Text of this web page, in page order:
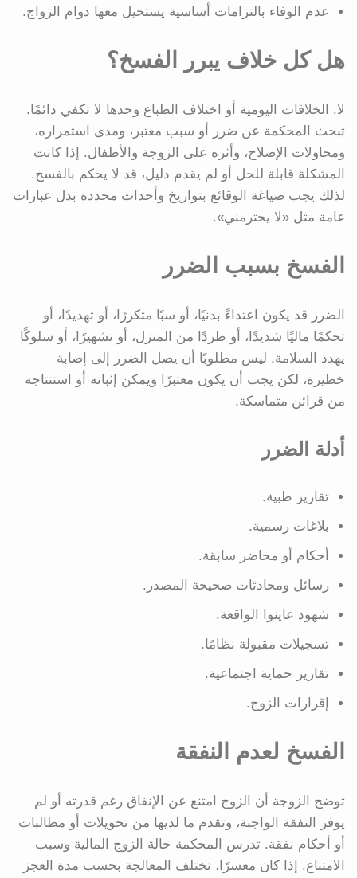
عدم الوفاء بالتزامات أساسية يستحيل معها دوام الزواج.
هل كل خلاف يبرر الفسخ؟
لا. الخلافات اليومية أو اختلاف الطباع وحدها لا تكفي دائمًا.
تبحث المحكمة عن ضرر أو سبب معتبر، ومدى استمراره،
ومحاولات الإصلاح، وأثره على الزوجة والأطفال. إذا كانت
المشكلة قابلة للحل أو لم يقدم دليل، قد لا يحكم بالفسخ.
لذلك يجب صياغة الوقائع بتواريخ وأحداث محددة بدل عبارات
عامة مثل «لا يحترمني».
الفسخ بسبب الضرر
الضرر قد يكون اعتداءً بدنيًا، أو سبًا متكررًا، أو تهديدًا، أو
تحكمًا ماليًا شديدًا، أو طردًا من المنزل، أو تشهيرًا، أو سلوكًا
يهدد السلامة. ليس مطلوبًا أن يصل الضرر إلى إصابة
خطيرة، لكن يجب أن يكون معتبرًا ويمكن إثباته أو استنتاجه
من قرائن متماسكة.
أدلة الضرر
تقارير طبية.
بلاغات رسمية.
أحكام أو محاضر سابقة.
رسائل ومحادثات صحيحة المصدر.
شهود عاينوا الواقعة.
تسجيلات مقبولة نظامًا.
تقارير حماية اجتماعية.
إقرارات الزوج.
الفسخ لعدم النفقة
توضح الزوجة أن الزوج امتنع عن الإنفاق رغم قدرته أو لم
يوفر النفقة الواجبة، وتقدم ما لديها من تحويلات أو مطالبات
أو أحكام نفقة. تدرس المحكمة حالة الزوج المالية وسبب
الامتناع. إذا كان معسرًا، تختلف المعالجة بحسب مدة العجز